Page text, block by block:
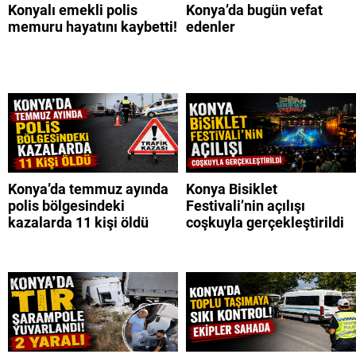
Konyalı emekli polis
memuru hayatını kaybetti!
Konya’da bugün vefat
edenler
Konya’da temmuz ayında
polis bölgesindeki
kazalarda 11 kişi öldü
Konya Bisiklet
Festivali’nin açılışı
coşkuyla gerçekleştirildi